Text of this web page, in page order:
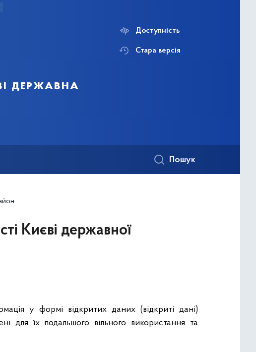
державна
Доступність
Стара версія
Пошук
Києві державної
у формі відкритих даних (відкриті дані)
для їх подальшого вільного використання та